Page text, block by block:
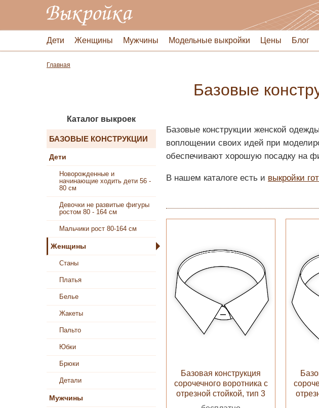
Дети Женщины Мужчины Модельные выкройки Цены Блог
Главная
Базовые
Каталог выкроек
БАЗОВЫЕ КОНСТРУКЦИИ
Дети
Новорожденные и
начинающие ходить дети 56 -
80 см
Девочки не развитые фигуры
ростом 80 - 164 см
Мальчики рост 80-164 см
Женщины
Станы
Платья
Белье
Жакеты
Пальто
Юбки
Брюки
Детали
Мужчины
Базовые конструкции женской
воплощении своих идей при
обеспечивают хорошую посадку на
В нашем каталоге есть и выкройки
Базовая конструкция
сорочечного воротника с
отрезной стойкой, тип 3